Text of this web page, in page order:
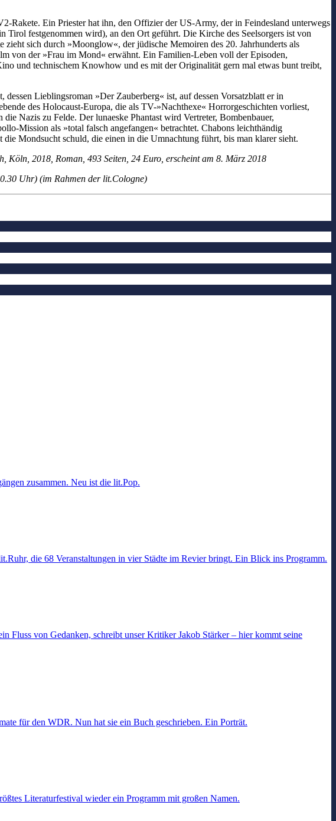
Rakete. Ein Priester hat ihn, den Offizier der US-Army, der in Feindesland unterwegs
festgenommen wird), an den Ort geführt. Die Kirche des Seelsorgers ist von
sich durch »Moonglow«, der jüdische Memoiren des 20. Jahrhunderts als
von der »Frau im Mond« erwähnt. Ein Familien-Leben voll der Episoden,
und technischem Knowhow und es mit der Originalität gern mal etwas bunt treibt,
Lieblingsroman »Der Zauberberg« ist, auf dessen Vorsatzblatt er in
des Holocaust-Europa, die als TV-»Nachthexe« Horrorgeschichten vorliest,
Nazis zu Felde. Der lunaeske Phantast wird Vertreter, Bombenbauer,
Mission als »total falsch angefangen« betrachtet. Chabons leichthändig
Mondsucht schuld, die einen in die Umnachtung führt, bis man klarer sieht.
Köln, 2018, Roman, 493 Seiten, 24 Euro, erscheint am 8. März 2018
Uhr) (im Rahmen der lit.Cologne)
zusammen. Neu ist die lit.Pop.
die 68 Veranstaltungen in vier Städte im Revier bringt. Ein Blick ins Programm.
Fluss von Gedanken, schreibt unser Kritiker Jakob Stärker – hier kommt seine
für den WDR. Nun hat sie ein Buch geschrieben. Ein Porträt.
Literaturfestival wieder ein Programm mit großen Namen.